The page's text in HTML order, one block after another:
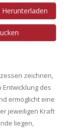
zeichnen,
des
ermöglicht eine
jeweiligen Kraft
liegen,